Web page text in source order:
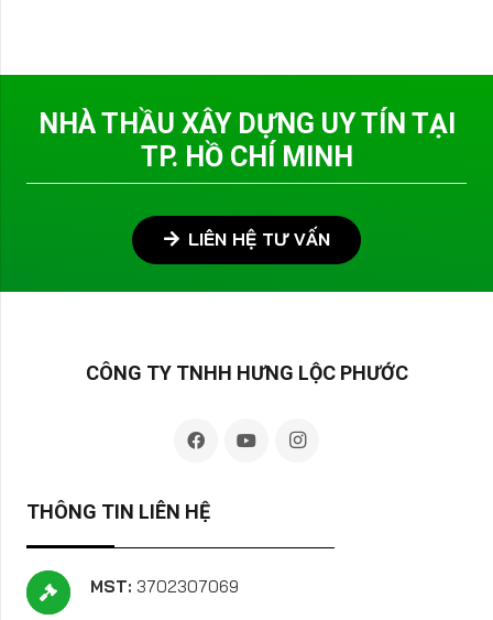
NHÀ THẦU XÂY DỰNG UY TÍN TẠI
TP. HỒ CHÍ MINH
LIÊN HỆ TƯ VẤN
CÔNG TY TNHH HƯNG LỘC PHƯỚC
THÔNG TIN LIÊN HỆ
MST: 3702307069